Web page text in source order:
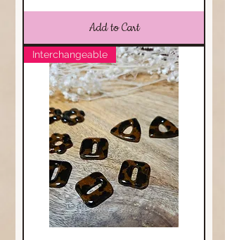
Add to Cart
Interchangeable